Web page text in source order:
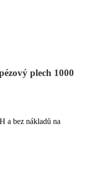
plech 1000
a bez nákladů na